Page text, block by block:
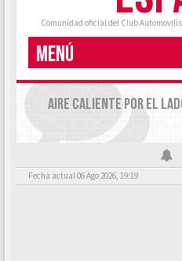
Comunidad oficial del Club
MENÚ
AIRE CALIENTE POR EL
Fecha actual 06 Ago 2026, 19:19